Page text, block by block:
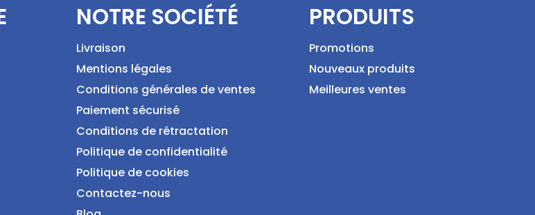
NOTRE SOCIÉTÉ
Livraison
Mentions légales
Conditions générales de ventes
Paiement sécurisé
Conditions de rétractation
Politique de confidentialité
Politique de cookies
Contactez-nous
PRODUITS
Promotions
Nouveaux produits
Meilleures ventes